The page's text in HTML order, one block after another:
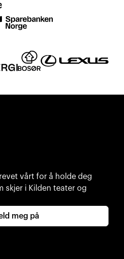
vårt for å holde deg
skjer i Kilden teater og
meg på